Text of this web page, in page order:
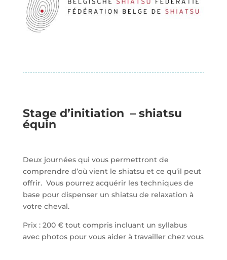
Stage d’initiation – shiatsu
équin
Deux journées qui vous permettront de
comprendre d’où vient le shiatsu et ce qu’il peut
offrir. Vous pourrez acquérir les techniques de
base pour dispenser un shiatsu de relaxation à
votre cheval.
Prix : 200 € tout compris incluant un syllabus
avec photos pour vous aider à travailler chez vous